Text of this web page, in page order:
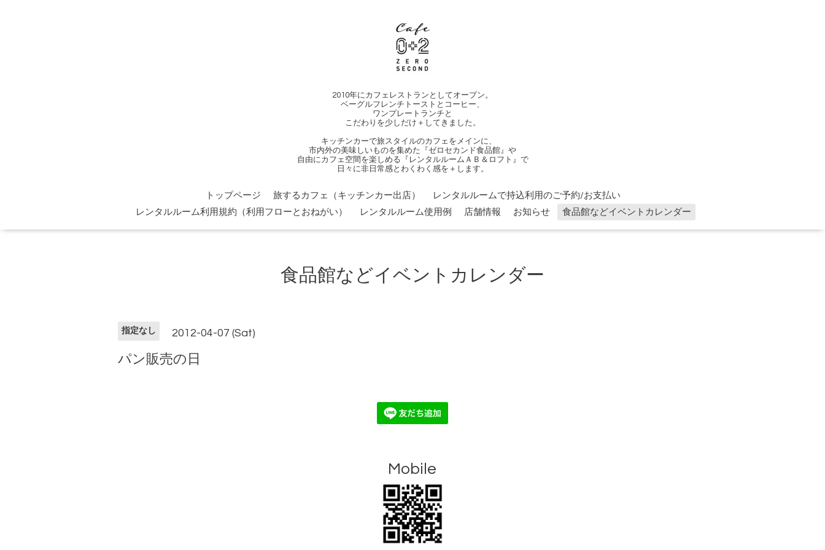
2010年にカフェレストランとしてオープン。
ベーグルフレンチトーストとコーヒー、
ワンプレートランチと
こだわりを少しだけ＋してきました。
キッチンカーで旅スタイルのカフェをメインに、
市内外の美味しいものを集めた『ゼロセカンド食品館』や
自由にカフェ空間を楽しめる『レンタルルームＡＢ＆ロフト』で
日々に非日常感とわくわく感を＋します。
トップページ 旅するカフェ（キッチンカー出店）
レンタルルームで持込利用のご予約/お支払い
レンタルルーム利用規約（利用フローとおねがい）
レンタルルーム使用例 店舗情報 お知らせ 食品館などイベントカレンダー
食品館などイベントカレンダー
指定なし 2012-04-07 (Sat)
パン販売の日
Mobile